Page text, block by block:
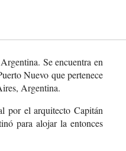
Se encuentra en
Nuevo que pertenece
Argentina.
por el arquitecto Capitán
para alojar la entonces